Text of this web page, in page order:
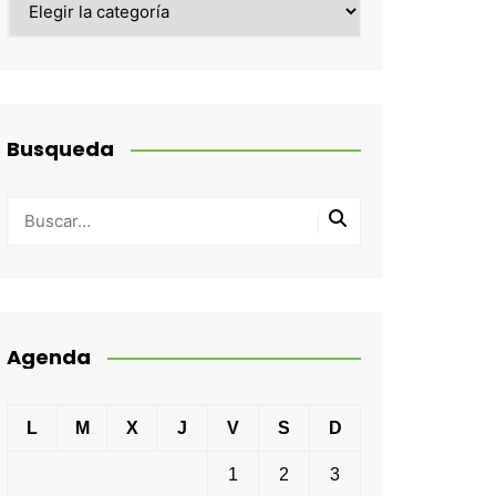
Busqueda
Agenda
L M X J V S D
1 2 3